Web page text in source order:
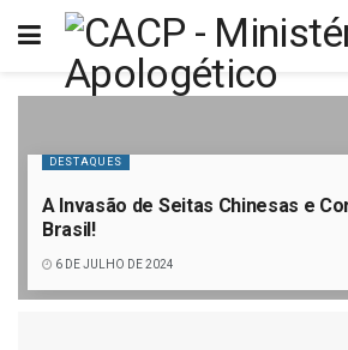
DESTAQUES
A Invasão de Seitas Chinesas e
Brasil!
6 DE JULHO DE 2024